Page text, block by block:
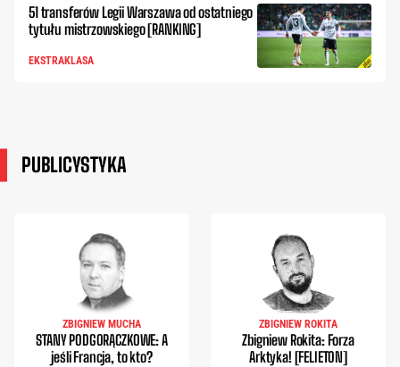
51 transferów Legii Warszawa od ostatniego
tytułu mistrzowskiego [RANKING]
EKSTRAKLASA
PUBLICYSTYKA
ZBIGNIEW MUCHA
STANY PODGORĄCZKOWE: A
jeśli Francja, to kto?
ZBIGNIEW ROKITA
Zbigniew Rokita: Forza
Arktyka! [FELIETON]